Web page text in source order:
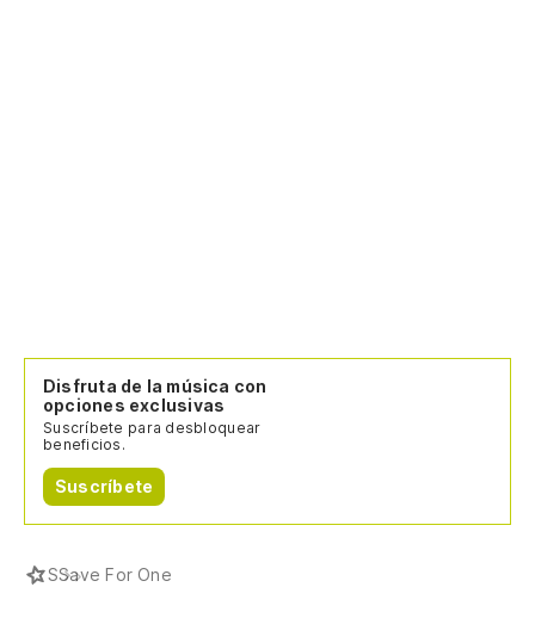
Disfruta de la música con
opciones exclusivas
Suscríbete para desbloquear
beneficios.
Suscríbete
SSave For One